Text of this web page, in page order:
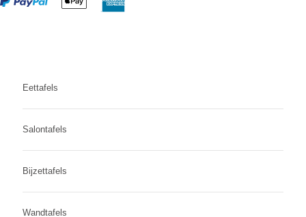
Eettafels
Salontafels
Bijzettafels
Wandtafels